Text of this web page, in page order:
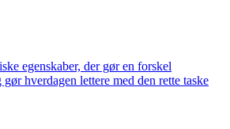
egenskaber, der gør en forskel
hverdagen lettere med den rette taske